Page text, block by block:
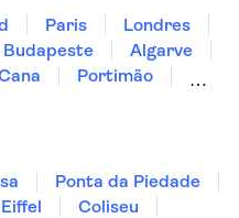
Paris
Londres
Budapeste
Algarve
Portimão
Ponta da Piedade
Coliseu